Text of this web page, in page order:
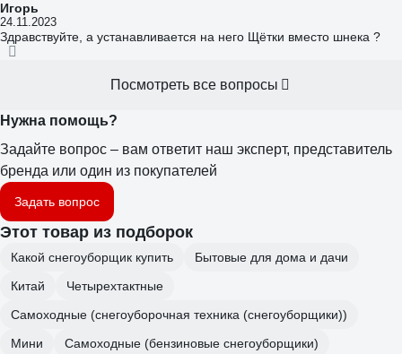
Игорь
24.11.2023
Здравствуйте, а устанавливается на него Щётки вместо шнека ?
Посмотреть все вопросы
Нужна помощь?
Задайте вопрос – вам ответит наш эксперт, представитель
бренда или один из покупателей
Задать вопрос
Этот товар из подборок
Какой снегоуборщик купить
Бытовые для дома и дачи
Китай
Четырехтактные
Самоходные (снегоуборочная техника (снегоуборщики))
Мини
Самоходные (бензиновые снегоуборщики)